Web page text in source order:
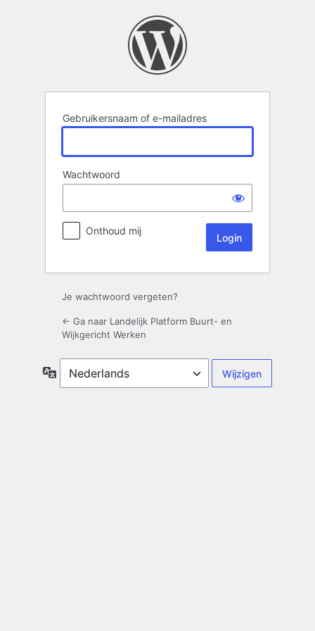
Gebruikersnaam of e-mailadres
Wachtwoord
Onthoud mij
Je wachtwoord vergeten?
← Ga naar Landelijk Platform Buurt- en
Wijkgericht Werken
Taal